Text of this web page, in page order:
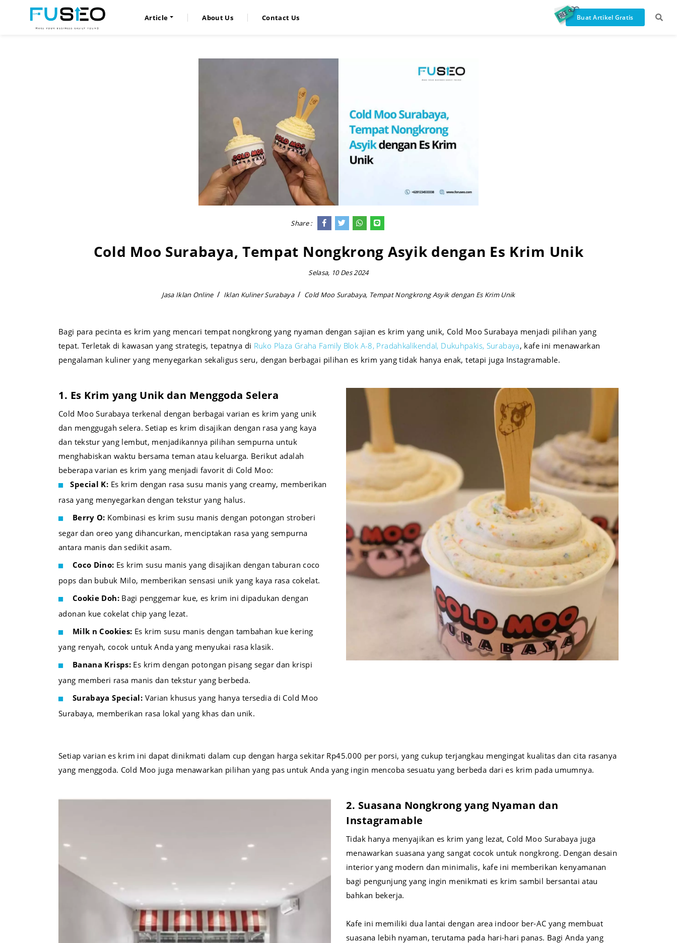
Article About Us Contact Us Buat Artikel Gratis
Share :
Cold Moo Surabaya, Tempat Nongkrong Asyik dengan Es Krim Unik
Selasa, 10 Des 2024
Jasa Iklan Online Iklan Kuliner Surabaya Cold Moo Surabaya, Tempat Nongkrong Asyik dengan Es Krim Unik
Bagi para pecinta es krim yang mencari tempat nongkrong yang nyaman dengan sajian es krim yang unik, Cold Moo Surabaya menjadi pilihan yang
tepat. Terletak di kawasan yang strategis, tepatnya di Ruko Plaza Graha Family Blok A-8, Pradahkalikendal, Dukuhpakis, Surabaya, kafe ini menawarkan
pengalaman kuliner yang menyegarkan sekaligus seru, dengan berbagai pilihan es krim yang tidak hanya enak, tetapi juga Instagramable.
1. Es Krim yang Unik dan Menggoda Selera
Cold Moo Surabaya terkenal dengan berbagai varian es krim yang unik
dan menggugah selera. Setiap es krim disajikan dengan rasa yang kaya
dan tekstur yang lembut, menjadikannya pilihan sempurna untuk
menghabiskan waktu bersama teman atau keluarga. Berikut adalah
beberapa varian es krim yang menjadi favorit di Cold Moo:
Special K: Es krim dengan rasa susu manis yang creamy, memberikan
rasa yang menyegarkan dengan tekstur yang halus.
Berry O: Kombinasi es krim susu manis dengan potongan stroberi
segar dan oreo yang dihancurkan, menciptakan rasa yang sempurna
antara manis dan sedikit asam.
Coco Dino: Es krim susu manis yang disajikan dengan taburan coco
pops dan bubuk Milo, memberikan sensasi unik yang kaya rasa cokelat.
Cookie Doh:Bagi penggemar kue, es krim ini dipadukan dengan
adonan kue cokelat chip yang lezat.
Milk n Cookies: Es krim susu manis dengan tambahan kue kering
yang renyah, cocok untuk Anda yang menyukai rasa klasik.
Banana Krisps: Es krim dengan potongan pisang segar dan krispi
yang memberi rasa manis dan tekstur yang berbeda.
Surabaya Special: Varian khusus yang hanya tersedia di Cold Moo
Surabaya, memberikan rasa lokal yang khas dan unik.
Setiap varian es krim ini dapat dinikmati dalam cup dengan harga sekitar Rp45.000 per porsi, yang cukup terjangkau mengingat kualitas dan cita rasanya
yang menggoda. Cold Moo juga menawarkan pilihan yang pas untuk Anda yang ingin mencoba sesuatu yang berbeda dari es krim pada umumnya.
2. Suasana Nongkrong yang Nyaman dan
Instagramable
Tidak hanya menyajikan es krim yang lezat, Cold Moo Surabaya juga
menawarkan suasana yang sangat cocok untuk nongkrong. Dengan desain
interior yang modern dan minimalis, kafe ini memberikan kenyamanan
bagi pengunjung yang ingin menikmati es krim sambil bersantai atau
bahkan bekerja.
Kafe ini memiliki dua lantai dengan area indoor ber-AC yang membuat
suasana lebih nyaman, terutama pada hari-hari panas. Bagi Anda yang